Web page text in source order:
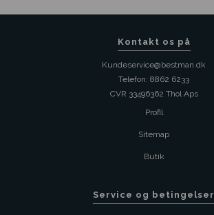
Kontakt os på
Kundeservice@bestman.dk
Telefon: 8862 6233
CVR 33496362 Thol Aps
Profil
Sitemap
Butik
Service og betingelser